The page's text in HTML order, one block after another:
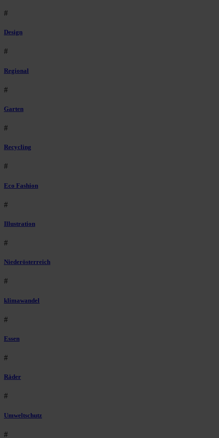
#
Design
#
Regional
#
Garten
#
Recycling
#
Eco Fashion
#
Illustration
#
Niederösterreich
#
klimawandel
#
Essen
#
Räder
#
Umweltschutz
#